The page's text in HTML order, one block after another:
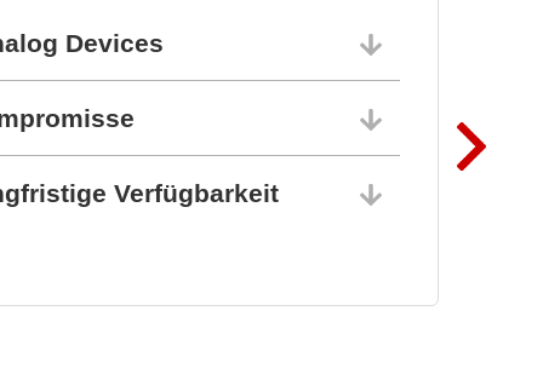
Devices
Verfügbarkeit